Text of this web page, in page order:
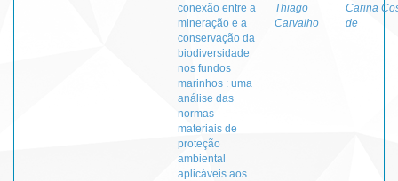
conexão entre a
mineração e a
conservação da
biodiversidade
nos fundos
marinhos : uma
análise das
normas
materiais de
proteção
ambiental
aplicáveis aos
Thiago
Carvalho
Carina
de